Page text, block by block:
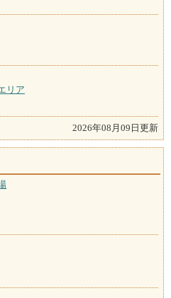
リア
2026年08月09日更新